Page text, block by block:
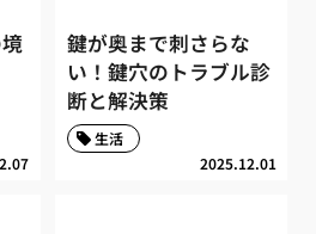
鍵が奥まで刺さらな
い！鍵穴のトラブル診
断と解決策
2025.12.01
生活